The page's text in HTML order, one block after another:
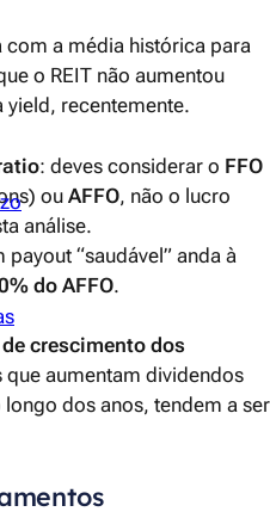
a média histórica para
o REIT não aumentou
yield, recentemente.
: deves considerar o FFO
ou AFFO, não o lucro
análise.
payout “saudável” anda à
do AFFO.
crescimento dos
que aumentam dividendos
dos anos, tendem a ser